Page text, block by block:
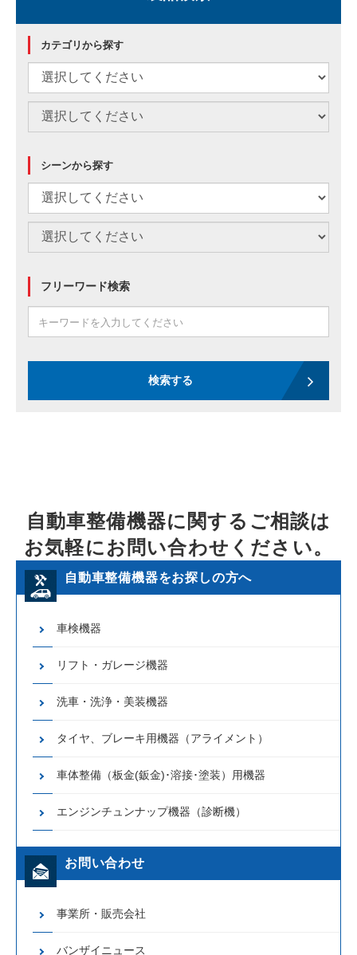
カテゴリから探す
シーンから探す
フリーワード検索
検索する
自動車整備機器に関するご相談は
お気軽にお問い合わせください。
自動車整備機器をお探しの方へ
車検機器
リフト・ガレージ機器
洗車・洗浄・美装機器
タイヤ、ブレーキ用機器（アライメント）
車体整備（板金(鈑金)･溶接･塗装）用機器
エンジンチュンナップ機器（診断機）
お問い合わせ
事業所・販売会社
バンザイニュース